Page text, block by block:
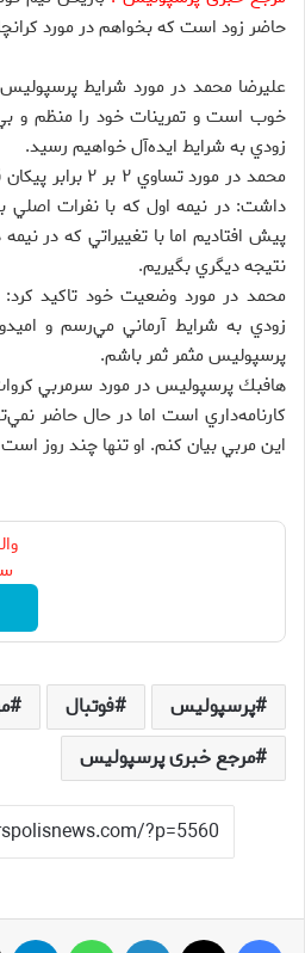
حاضر زود است كه بخواهم در مورد
عليرضا محمد در مورد شرايط
خوب است و تمرينات خود را منظم و
زودي به شرايط ايده‌آل خواهيم رسيد.
محمد در مورد
پيش افتاديم اما با تغييراتي كه در
نتيجه ديگري بگيريم.
محمد در مورد وضعيت خود تاكيد
زودي به شرايط آرماني مي‌رسم و
پرسپوليس مثمر ثمر باشم.
هافبك پرسپوليس در مورد سرمربي
كارنامه‌داري است اما در حال حاضر
اين مربي بيان كنم. او تنها چند روز
پرسپولیس فوتبال
مرجع خبری پرسپولیس
فیس بوک لینکدین